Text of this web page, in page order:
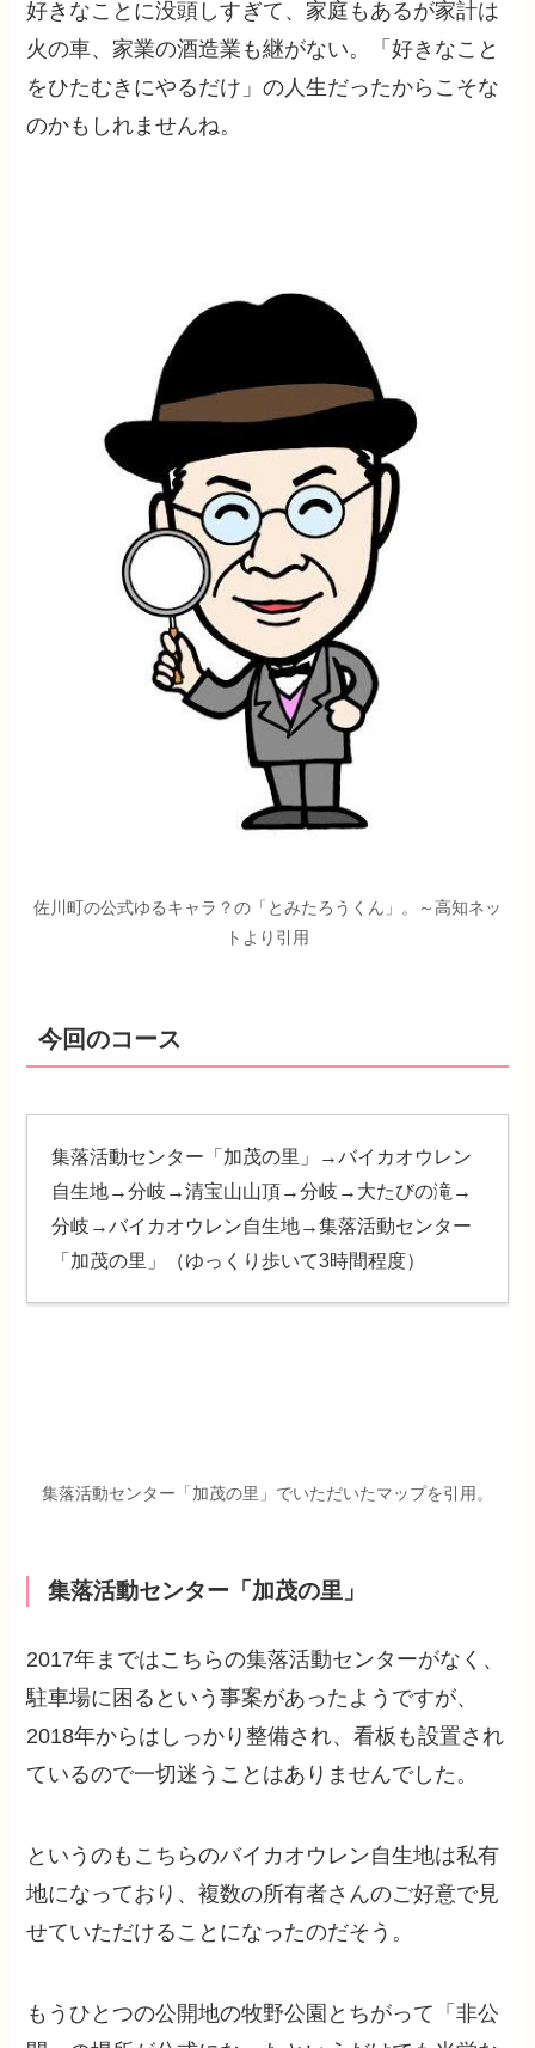
好きなことに没頭しすぎて、家庭もあるが家計は
火の車、家業の酒造業も継がない。「好きなこと
をひたむきにやるだけ」の人生だったからこそな
のかもしれませんね。
佐川町の公式ゆるキャラ？の「とみたろうくん」。～高知ネッ
トより引用
今回のコース
集落活動センター「加茂の里」→バイカオウレン
自生地→分岐→清宝山山頂→分岐→大たびの滝→
分岐→バイカオウレン自生地→集落活動センター
「加茂の里」（ゆっくり歩いて3時間程度）
集落活動センター「加茂の里」でいただいたマップを引用。
集落活動センター「加茂の里」
2017年まではこちらの集落活動センターがなく、
駐車場に困るという事案があったようですが、
2018年からはしっかり整備され、看板も設置され
ているので一切迷うことはありませんでした。
というのもこちらのバイカオウレン自生地は私有
地になっており、複数の所有者さんのご好意で見
せていただけることになったのだそう。
もうひとつの公開地の牧野公園とちがって「非公